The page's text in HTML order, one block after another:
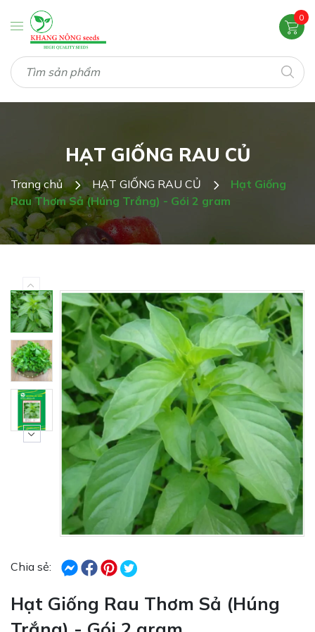
0
HẠT GIỐNG RAU CỦ
Trang chủ HẠT GIỐNG RAU CỦ
Hạt Giống
Rau Thơm Sả (Húng Trắng) - Gói 2 gram
Chia sẻ:
Hạt Giống Rau Thơm Sả (Húng